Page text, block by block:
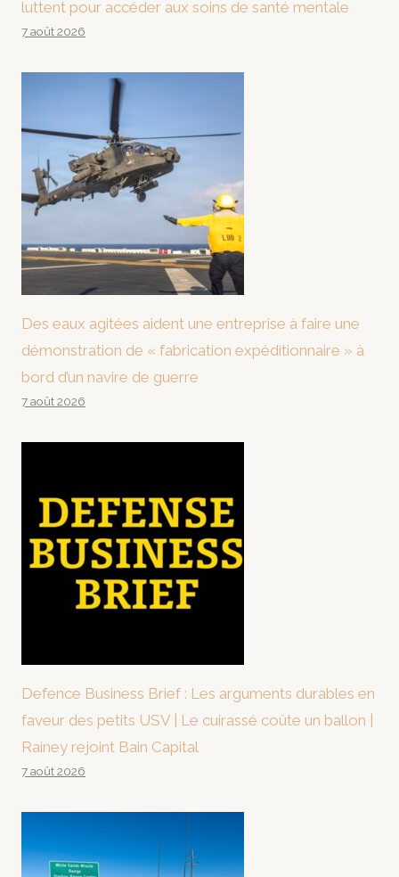
luttent pour accéder aux soins de santé mentale
7 août 2026
Des eaux agitées aident une entreprise à faire une
démonstration de « fabrication expéditionnaire » à
bord d’un navire de guerre
7 août 2026
Defence Business Brief : Les arguments durables en
faveur des petits USV | Le cuirassé coûte un ballon |
Rainey rejoint Bain Capital
7 août 2026